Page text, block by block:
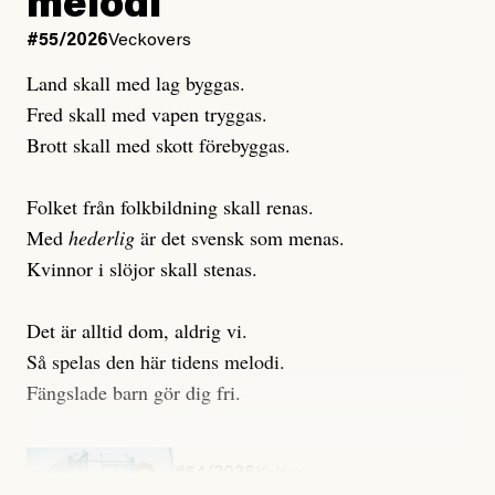
Uppdaterad6 August, 2026
#55/2026Veckovers
Land skall med lag byggas.
Fred skall med vapen tryggas.
Brott skall med skott förebyggas.
Folket från folkbildning skall renas.
Med hederlig är det svensk som menas.
Kvinnor i slöjor skall stenas.
Det är alltid dom, aldrig vi.
Så spelas den här tidens melodi.
Fängslade barn gör dig fri.